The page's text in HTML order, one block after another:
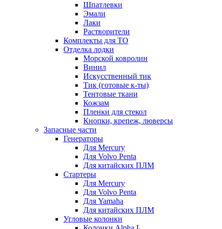
Шпатлевки
Эмали
Лаки
Растворители
Комплекты для ТО
Отделка лодки
Морской ковролин
Винил
Искусственный тик
Тик (готовые к-ты)
Тентовые ткани
Кожзам
Пленки для стекол
Кнопки, крепеж, люверсы
Запасные части
Генераторы
Для Mercury
Для Volvo Penta
Для китайских ПЛМ
Стартеры
Для Mercury
Для Volvo Penta
Для Yamaha
Для китайских ПЛМ
Угловые колонки